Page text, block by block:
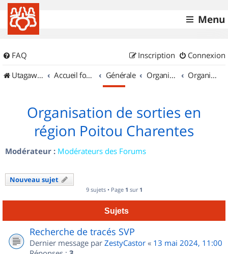
Menu
FAQ Connexion
Inscription
UtagawaVTT (Randos VTT et VTTAE avec traces GPS)
Accueil forum Générale Organisation de sorties & Recherche de partenaires Organisation de sorties en région Poitou Charentes
Organisation de sorties en
région Poitou Charentes
Modérateur : Modérateurs des Forums
Nouveau sujet
9 sujets • Page 1 sur 1
Sujets
Recherche de tracés SVP
Dernier message par ZestyCastor « 13 mai 2024, 11:00